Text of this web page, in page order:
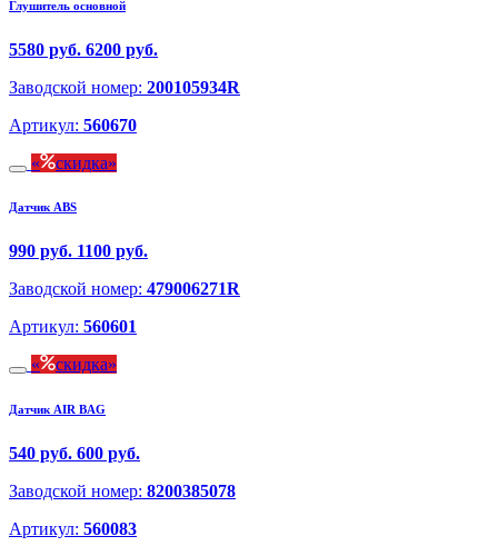
Глушитель основной
5580 руб. 6200 руб.
Заводской номер: 200105934R
Артикул: 560670
скидка
Датчик ABS
990 руб. 1100 руб.
Заводской номер: 479006271R
Артикул: 560601
скидка
Датчик AIR BAG
540 руб. 600 руб.
Заводской номер: 8200385078
Артикул: 560083